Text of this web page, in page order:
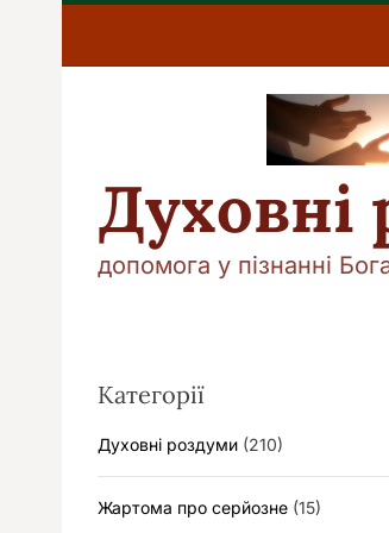
П
р
Духовні
допомога у пізнанні
Категорії
Духовні роздуми (210)
Жартома про серйозне (15)